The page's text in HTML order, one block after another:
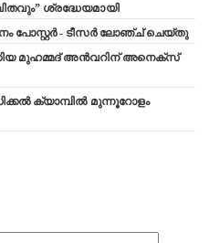
ശ്രദ്ധേയമായി
പോസ്റ്റർ - ടീസർ ലോഞ്ച് ചെയ്തു
മുഹമ്മദ് അൻവറിന് അനെക്സ്
ക്യാമ്പിൽ മുന്നൂറോളം